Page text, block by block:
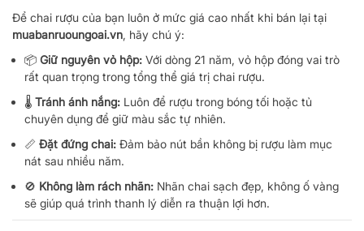
Để chai rượu của bạn luôn ở mức giá cao nhất khi bán lại tại
muabanruoungoai.vn, hãy chú ý:
📦 Giữ nguyên vỏ hộp: Với dòng 21 năm, vỏ hộp đóng vai trò
rất quan trọng trong tổng thể giá trị chai rượu.
🌡️ Tránh ánh nắng: Luôn để rượu trong bóng tối hoặc tủ
chuyên dụng để giữ màu sắc tự nhiên.
📏 Đặt đứng chai: Đảm bảo nút bần không bị rượu làm mục
nát sau nhiều năm.
🚫 Không làm rách nhãn: Nhãn chai sạch đẹp, không ố vàng
sẽ giúp quá trình thanh lý diễn ra thuận lợi hơn.